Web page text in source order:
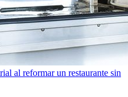
al reformar un restaurante sin